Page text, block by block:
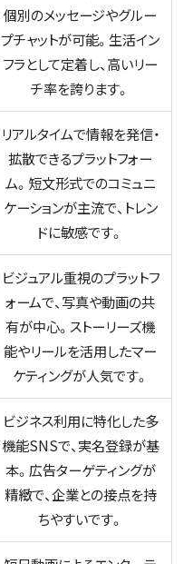
個別のメッセージやグルー
プチャットが可能。生活イン
フラとして定着し、高いリー
チ率を誇ります。
リアルタイムで情報を発信・
拡散できるプラットフォー
ム。短文形式でのコミュニ
ケーションが主流で、トレン
ドに敏感です。
ビジュアル重視のプラットフ
ォームで、写真や動画の共
有が中心。ストーリーズ機
能やリールを活用したマー
ケティングが人気です。
ビジネス利用に特化した多
機能SNSで、実名登録が基
本。広告ターゲティングが
精緻で、企業との接点を持
ちやすいです。